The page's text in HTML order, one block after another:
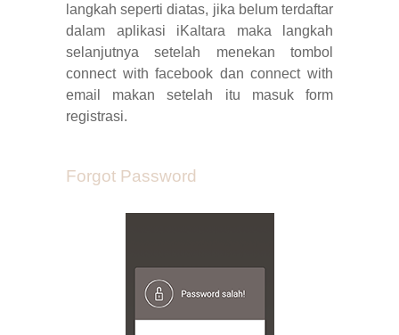
langkah seperti diatas, jika belum terdaftar
dalam aplikasi iKaltara maka langkah
selanjutnya setelah menekan tombol
connect with facebook dan connect with
email makan setelah itu masuk form
registrasi.
Forgot Password